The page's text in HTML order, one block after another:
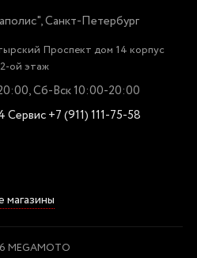
Санкт-Петербург
Проспект дом 14 корпус
2-ой этаж
Сб-Вск 10:00-20:00
Сервис +7 (911) 111-75-58
магазины
MEGAMOTO